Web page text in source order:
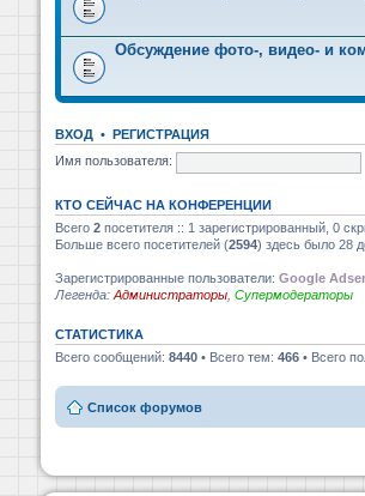
Обсуждение фото-, видео- и
ВХОД • РЕГИСТРАЦИЯ
Имя пользователя:
КТО СЕЙЧАС НА КОНФЕРЕНЦИИ
Всего 2 посетителя :: 1 зарегистрированный, 0
Больше всего посетителей (2594) здесь было 28
Зарегистрированные пользователи: Google
Легенда: Администраторы Супермодераторы
СТАТИСТИКА
Всего сообщений: 8440 • Всего тем: 466 • Всего
Список форумов